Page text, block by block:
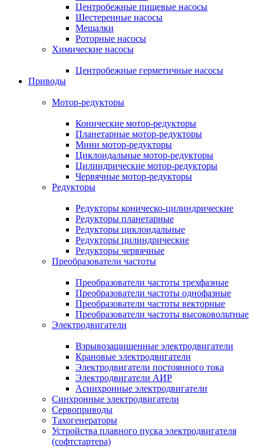
Центробежные пищевые насосы
Шестеренные насосы
Мешалки
Роторные насосы
Химические насосы
Центробежные герметичные насосы
Приводы
Мотор-редукторы
Конические мотор-редукторы
Планетарные мотор-редукторы
Мини мотор-редукторы
Циклоидальные мотор-редукторы
Цилиндрические мотор-редукторы
Червячные мотор-редукторы
Редукторы
Редукторы коническо-цилиндрические
Редукторы планетарные
Редукторы циклоидальные
Редукторы цилиндрические
Редукторы червячные
Преобразователи частоты
Преобразователи частоты трехфазные
Преобразователи частоты однофазные
Преобразователи частоты векторные
Преобразователи частоты высоковольтные
Электродвигатели
Взрывозащищенные электродвигатели
Крановые электродвигатели
Электродвигатели постоянного тока
Электродвигатели АИР
Асинхронные электродвигатели
Синхронные электродвигатели
Сервоприводы
Тахогенераторы
Устройства плавного пуска электродвигателя
(софтстартера)